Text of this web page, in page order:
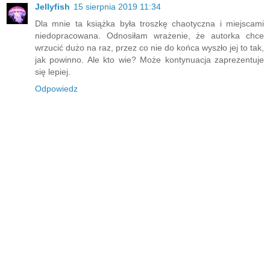
Jellyfish 15 sierpnia 2019 11:34
Dla mnie ta książka była troszkę chaotyczna i miejscami
niedopracowana. Odnosiłam wrażenie, że autorka chce
wrzucić dużo na raz, przez co nie do końca wyszło jej to tak,
jak powinno. Ale kto wie? Może kontynuacja zaprezentuje
się lepiej.
Odpowiedz